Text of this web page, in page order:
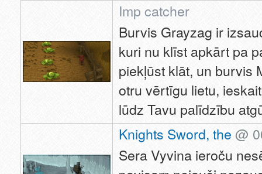
Imp catcher
Burvis Grayzag ir
kuri nu klīst apkārt pa
piekļūst klāt, un burvis
otru vērtīgu lietu,
lūdz Tavu palīdzību
Knights Sword, the @
Sera Vyvina ieroču